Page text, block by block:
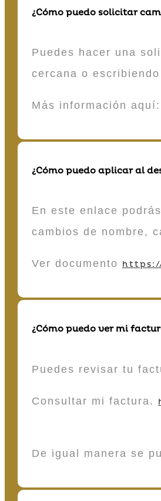
¿Cómo puedo solicitar
Puedes hacer una
cercana o
Más información aquí:
¿Cómo puedo aplicar al
En este enlace
cambios de nombre,
Ver documento
¿Cómo puedo ver mi
Puedes revisar tu
Consultar mi factura.
De igual manera se